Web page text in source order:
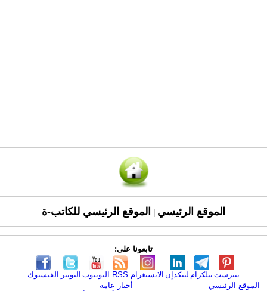
الموقع الرئيسي الموقع الرئيسي للكاتب-ة
تابعونا على:
الفيسبوك التويتر اليوتيوب RSS الانستغرام لينكدإن تيلكرامبنترست
الموقع الرئيسي
أخبار عامة